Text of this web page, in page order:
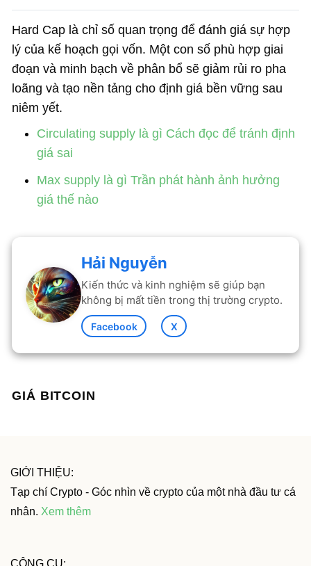
Hard Cap là chỉ số quan trọng để đánh giá sự hợp
lý của kế hoạch gọi vốn. Một con số phù hợp giai
đoạn và minh bạch về phân bổ sẽ giảm rủi ro pha
loãng và tạo nền tảng cho định giá bền vững sau
niêm yết.
Circulating supply là gì Cách đọc để tránh định
giá sai
Max supply là gì Trần phát hành ảnh hưởng
giá thế nào
Hải Nguyễn
Kiến thức và kinh nghiệm sẽ giúp bạn
không bị mất tiền trong thị trường crypto.
Facebook X
GIÁ BITCOIN
GIỚI THIỆU:
Tạp chí Crypto - Góc nhìn về crypto của một nhà đầu tư cá
nhân. Xem thêm
CÔNG CỤ: